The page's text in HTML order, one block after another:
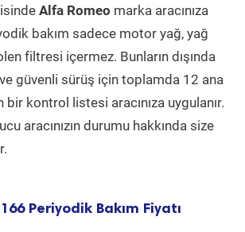
Alfa Romeo marka aracınıza
bakım sadece motor yağ, yağ
filtresi içermez. Bunların dışında
ve güvenli sürüş için toplamda 12 ana
kontrol listesi aracınıza uygulanır.
aracınızın durumu hakkında size
Periyodik Bakım Fiyatı